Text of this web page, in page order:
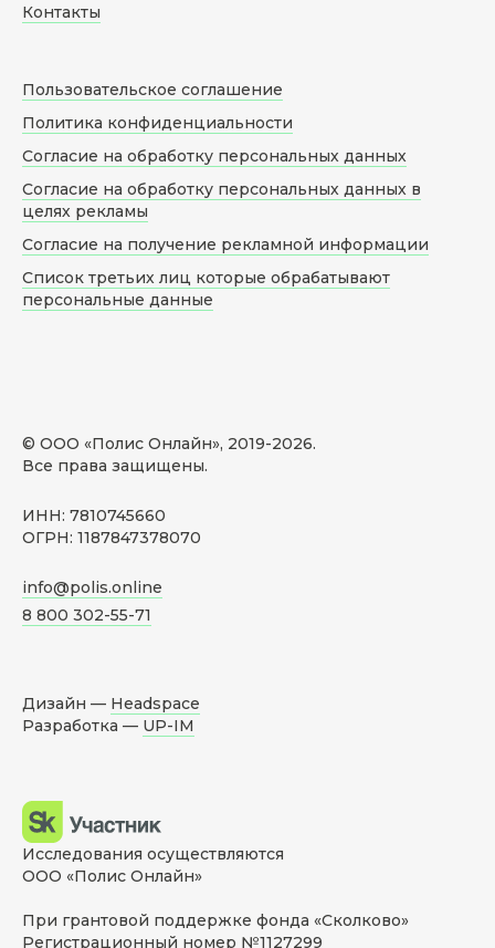
© ООО «Полис Онлайн», 2019-2026.
Все права защищены.
ИНН: 7810745660
ОГРН: 1187847378070
info@polis.online
8 800 302-55-71
Контакты
Пользовательское соглашение
Политика конфиденциальности
Согласие на обработку персональных данных
Согласие на обработку персональных данных в
целях рекламы
Согласие на получение рекламной информации
Список третьих лиц которые обрабатывают
персональные данные
Дизайн — Headspace
Разработка — UP-IM
Исследования осуществляются
ООО «Полис Онлайн»
При грантовой поддержке фонда «Сколково»
Регистрационный номер №1127299